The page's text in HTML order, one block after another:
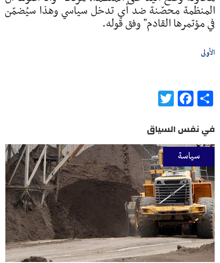
المنظمة محصّنة ضد أي تدخل سياسي وهذا سيُضمّن
في مؤتمرها القادم" وفق قوله.
الأولى
Share
Facebook
في نفس السياق
سياسة